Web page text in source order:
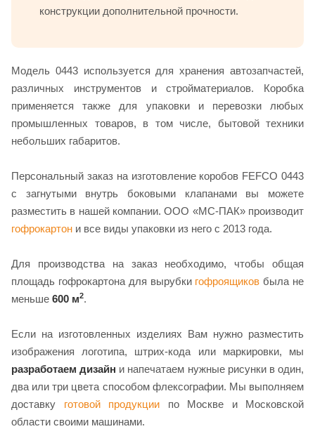
конструкции дополнительной прочности.
Модель 0443 используется для хранения автозапчастей,
различных инструментов и стройматериалов. Коробка
применяется также для упаковки и перевозки любых
промышленных товаров, в том числе, бытовой техники
небольших габаритов.
Персональный заказ на изготовление коробов FEFCO 0443
с загнутыми внутрь боковыми клапанами вы можете
разместить в нашей компании. ООО «МС-ПАК» производит
гофрокартон и все виды упаковки из него с 2013 года.
Для производства на заказ необходимо, чтобы общая
площадь гофрокартона для вырубки гофроящиков была не
меньше 600 м2.
Если на изготовленных изделиях Вам нужно разместить
изображения логотипа, штрих-кода или маркировки, мы
разработаем дизайн и напечатаем нужные рисунки в один,
два или три цвета способом флексографии. Мы выполняем
доставку готовой продукции по Москве и Московской
области своими машинами.